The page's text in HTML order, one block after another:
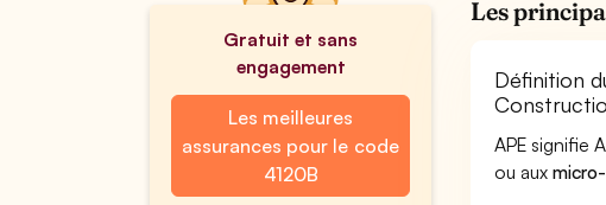
Gratuit et sans
engagement
Les meilleures
assurances pour le code
4120B
Les
Définition
APE signifie
ou aux